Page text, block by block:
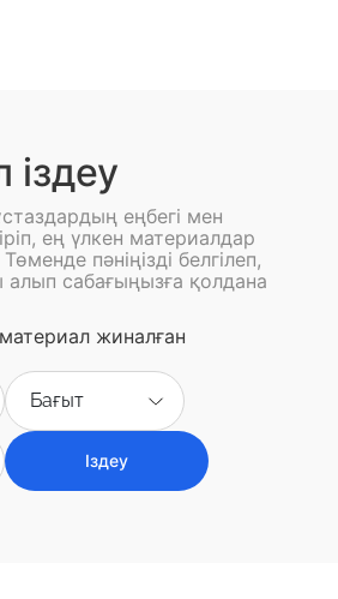
еңбегі мен
ең үлкен материалдар
пәніңізді белгілеп,
сабағыңызға қолдана
жиналған
Бағыт
Іздеу